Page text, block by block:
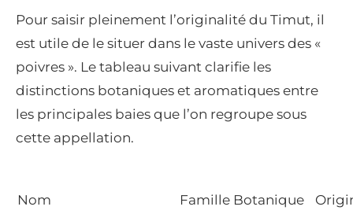
Pour saisir pleinement l’originalité du Timut, il
est utile de le situer dans le vaste univers des «
poivres ». Le tableau suivant clarifie les
distinctions botaniques et aromatiques entre
les principales baies que l’on regroupe sous
cette appellation.
Nom Famille Botanique